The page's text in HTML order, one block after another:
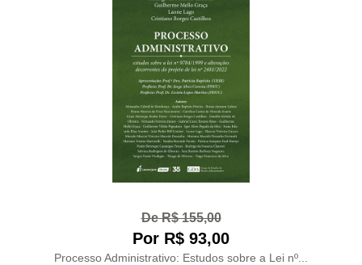
De R$ 155,00
Por R$ 93,00
Processo Administrativo: Estudos sobre a Lei nº...